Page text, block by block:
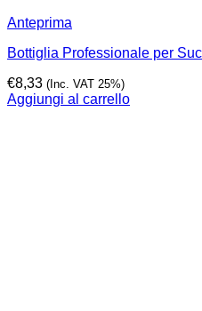
Anteprima
Bottiglia Professionale per
€8,33 (Inc. VAT 25%)
Aggiungi al carrello